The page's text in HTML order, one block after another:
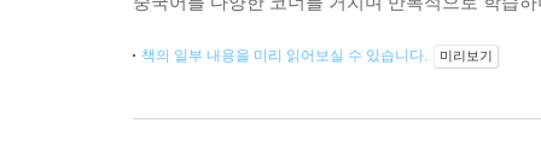
책의 일부 내용을 미리 읽어보실 수 있습니다. 미리보기